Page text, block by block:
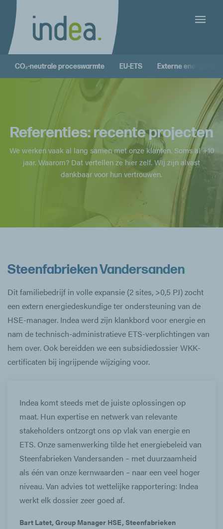
CO₂-neutrale proceswarmte EU-ETS Externe
Referenties: recente projecten
We werken vaak al lang samen met onze klanten. Soms al +10
jaar. Waarom? Dat vertellen ze hier zelf. Wij zijn alvast
dankbaar voor hun vertrouwen.
Steenfabrieken Vandersanden
Dit familiebedrijf in volle expansie (2 sites, >0,5 PJ) zocht
een extern energiedeskundige ter ondersteuning van de
HSE-manager. Indea werd zijn klankbord voor energie en
nam de technisch-administratieve ETS-verplichtingen van
hem over. Ook bereidden we een subsidiedossier WKK-
certificaten bij ingrijpende wijziging voor.
Indea komt steeds met de juiste oplossingen op
maat. Hun expertise en netwerk van relevante
stakeholders ontzorgt ons op vlak van energie en
ETS. Onze samenwerking tilde het energiebeleid van
Steenfabrieken Vandersanden – met duurzaamheid
als één van onze kernwaarden – naar een veel hoger
niveau. Van advies tot wettelijke rapportering: Indea
werkt elk dossier zeer goed af.
Bart Latet, Group Manager HSE, Steenfabrieken